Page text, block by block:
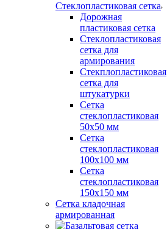
Стеклопластиковая сетка
Дорожная
пластиковая сетка
Стеклопластиковая
сетка для
армирования
Стекплопластиковая
сетка для
штукатурки
Сетка
стеклопластиковая
50x50 мм
Сетка
стеклопластиковая
100x100 мм
Сетка
стеклопластиковая
150x150 мм
Сетка кладочная
армированная